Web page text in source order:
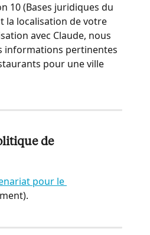
10 (Bases juridiques du
la localisation de votre
avec Claude, nous
informations pertinentes
pour une ville
de
pour le